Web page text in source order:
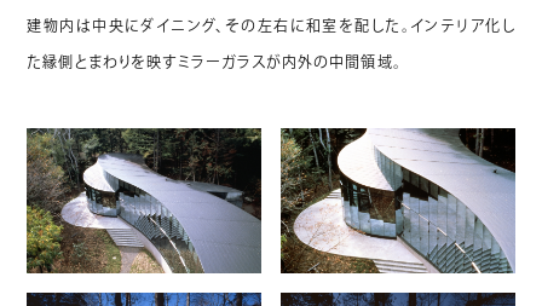
建物内は中央にダイニング、その左右に和室を配した。インテリア化し
た縁側とまわりを映すミラーガラスが内外の中間領域。